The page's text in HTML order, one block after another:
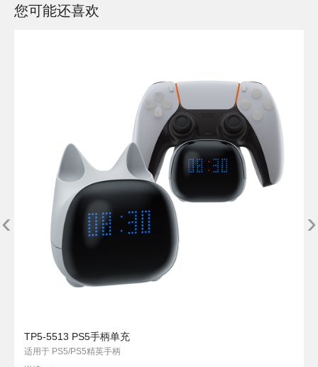
您可能还喜欢
TP5-5513 PS5手柄单充
适用于 PS5/PS5精英手柄
‹ ›